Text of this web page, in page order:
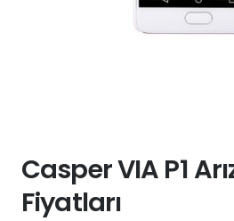
Casper VIA P1
Fiyatları